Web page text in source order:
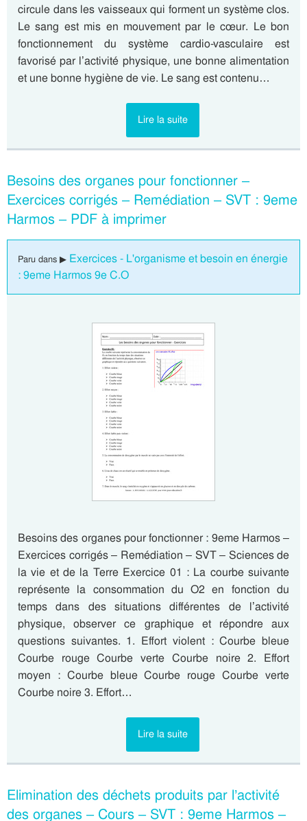
circule dans les vaisseaux qui forment un système clos.
Le sang est mis en mouvement par le cœur. Le bon
fonctionnement du système cardio-vasculaire est
favorisé par l’activité physique, une bonne alimentation
et une bonne hygiène de vie. Le sang est contenu…
Lire la suite
Besoins des organes pour fonctionner –
Exercices corrigés – Remédiation – SVT : 9eme
Harmos – PDF à imprimer
Paru dans ▶ Exercices - L'organisme et besoin en énergie
: 9eme Harmos 9e C.O
Besoins des organes pour fonctionner : 9eme Harmos –
Exercices corrigés – Remédiation – SVT – Sciences de
la vie et de la Terre Exercice 01 : La courbe suivante
représente la consommation du O2 en fonction du
temps dans des situations différentes de l’activité
physique, observer ce graphique et répondre aux
questions suivantes. 1. Effort violent : Courbe bleue
Courbe rouge Courbe verte Courbe noire 2. Effort
moyen : Courbe bleue Courbe rouge Courbe verte
Courbe noire 3. Effort…
Lire la suite
Elimination des déchets produits par l’activité
des organes – Cours – SVT : 9eme Harmos –